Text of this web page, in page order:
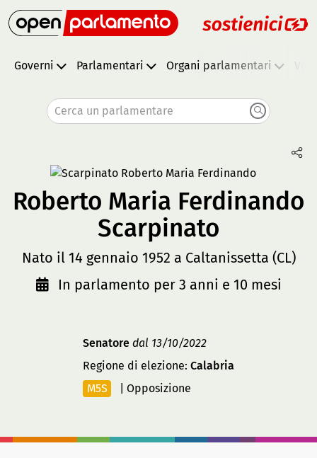
Governi Parlamentari Organi parlamentari
Cerca un parlamentare
Roberto Maria Ferdinando
Scarpinato
Nato il 14 gennaio 1952 a Caltanissetta (CL)
In parlamento per 3 anni e 10 mesi
Senatore dal 13/10/2022
Regione di elezione: Calabria
M5S
|Opposizione